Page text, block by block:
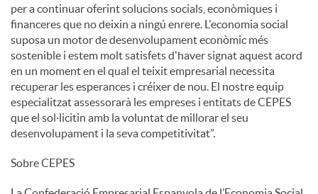
per a continuar oferint solucions socials, econòmiques i
financeres que no deixin a ningú enrere. L'economia social
suposa un motor de desenvolupament econòmic més
sostenible i estem molt satisfets d'haver signat aquest acord
en un moment en el qual el teixit empresarial necessita
recuperar les esperances i créixer de nou. El nostre equip
especialitzat assessorarà les empreses i entitats de CEPES
que el sol·licitin amb la voluntat de millorar el seu
desenvolupament i la seva competitivitat”.
Sobre CEPES